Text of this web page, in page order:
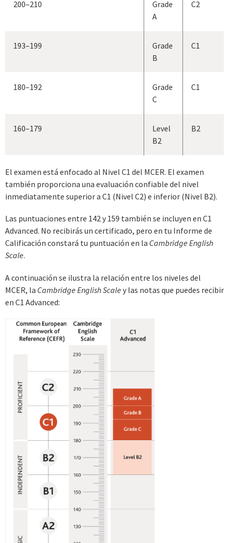
200–210
Grade
A
C2
193–199
Grade
B
C1
180–192
Grade
C
C1
160–179
Level
B2
B2
El examen está enfocado al Nivel C1 del MCER. El examen
también proporciona una evaluación confiable del nivel
inmediatamente superior a C1 (Nivel C2) e inferior (Nivel B2).
Las puntuaciones entre 142 y 159 también se incluyen en C1
Advanced. No recibirás un certificado, pero en tu Informe de
Calificación constará tu puntuación en la Cambridge English
Scale.
A continuación se ilustra la relación entre los niveles del
MCER, la Cambridge English Scale y las notas que puedes recibir
en C1 Advanced: